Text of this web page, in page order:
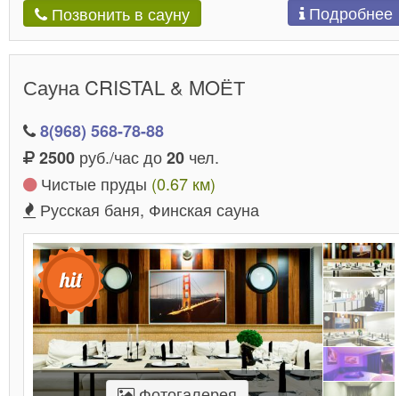
Позвонить в сауну Подробнее
Сауна CRISTAL & MOЁТ
8(968) 568-78-88
2500 руб./час до20 чел.
Чистые пруды (0.67 км)
Русская баня, Финская сауна